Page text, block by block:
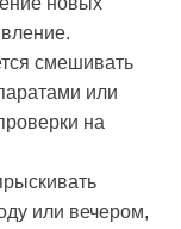
смешивать
или
на
или вечером,